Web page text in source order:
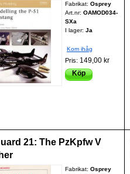
Fabrikat:Osprey
Art.nr:OAMOD034-
SXa
I lager: Ja
Kom ihåg
Pris: 149,00 kr
Köp
21: The PzKpfw V
Fabrikat:Osprey